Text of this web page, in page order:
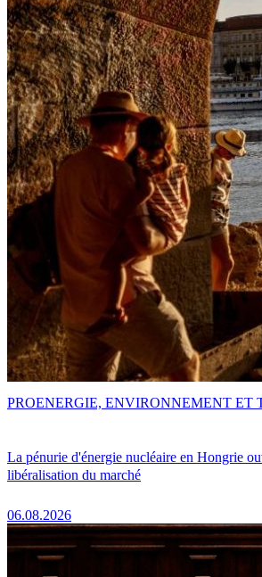
La pénurie d'énergie nucléaire en Hongrie
libéralisation du marché
06.08.2026
PROENERGIE, ENVIRONNEMENT ET